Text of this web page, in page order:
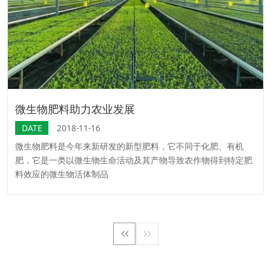
微生物肥料助力农业发展
2018-11-16
微生物肥料是今年来新研发的新型肥料，它不同于化肥、有机
肥，它是一类以微生物生命活动及其产物导致农作物得到特定肥
料效应的微生物活体制品